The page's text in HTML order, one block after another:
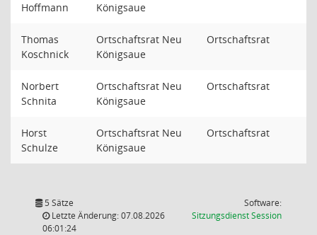
Hoffmann
Königsaue
Thomas
Koschnick
Ortschaftsrat Neu
Königsaue
Ortschaftsrat
Norbert
Schnita
Ortschaftsrat Neu
Königsaue
Ortschaftsrat
Horst
Schulze
Ortschaftsrat Neu
Königsaue
Ortschaftsrat
5 Sätze
Letzte Änderung: 07.08.2026
06:01:24
Software:
SitzungsdienstSession(Wird in